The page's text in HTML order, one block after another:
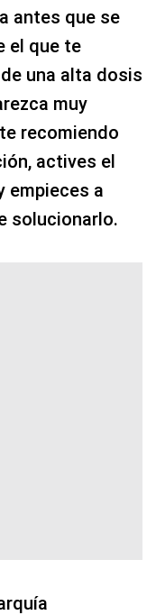
antes que se
el que te
una alta dosis
muy
recomiendo
actives el
empieces a
solucionarlo.